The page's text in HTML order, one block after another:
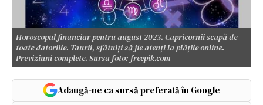
Horoscopul financiar pentru august 2023. Capricornii scapă de
toate datoriile. Taurii, sfătuiți să fie atenți la plățile online.
Previziuni complete. Sursa foto: freepik.com
Adaugă-ne ca sursă preferată în Google